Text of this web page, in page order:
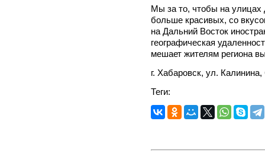
Мы за то, чтобы на улицах
больше красивых, со
на Дальний Восток
географическая
мешает жителям региона
г. Хабаровск, ул.
Теги: